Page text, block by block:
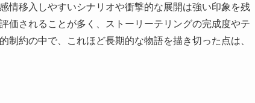
情移入しやすいシナリオや衝撃的な展開は強い印象を残
価されることが多く、ストーリーテリングの完成度やテ
約の中で、これほど長期的な物語を描き切った点は、